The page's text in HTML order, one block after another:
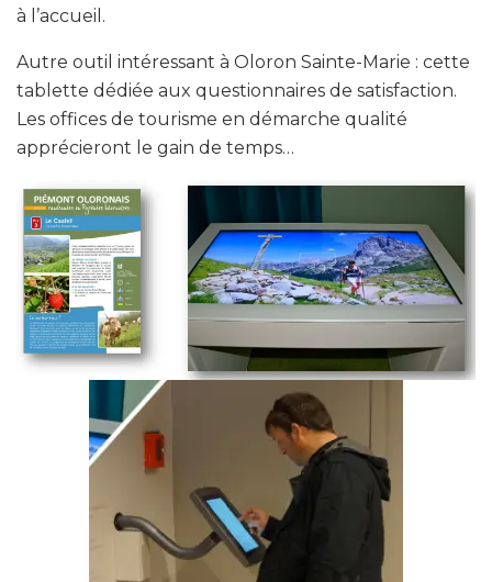
à l’accueil.
Autre outil intéressant à Oloron Sainte-Marie : cette
tablette dédiée aux questionnaires de satisfaction.
Les offices de tourisme en démarche qualité
apprécieront le gain de temps…